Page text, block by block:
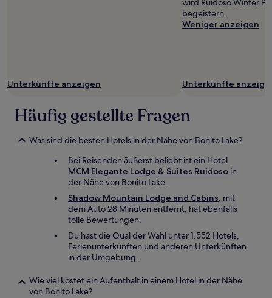
Unterkünfte anzeigen
wird Ruidoso Winter
begeistern.
Weniger anzeigen
Unterkünfte
Häufig gestellte Fragen
Was sind die besten Hotels in der Nähe von Bonito Lake?
Bei Reisenden äußerst beliebt ist ein Hotel
MCM Elegante Lodge & Suites Ruidoso in
der Nähe von Bonito Lake.
Shadow Mountain Lodge and Cabins, mit
dem Auto 28 Minuten entfernt, hat ebenfalls
tolle Bewertungen.
Du hast die Qual der Wahl unter 1.552 Hotels,
Ferienunterkünften und anderen Unterkünften
in der Umgebung.
Wie viel kostet ein Aufenthalt in einem Hotel in der Nähe
von Bonito Lake?